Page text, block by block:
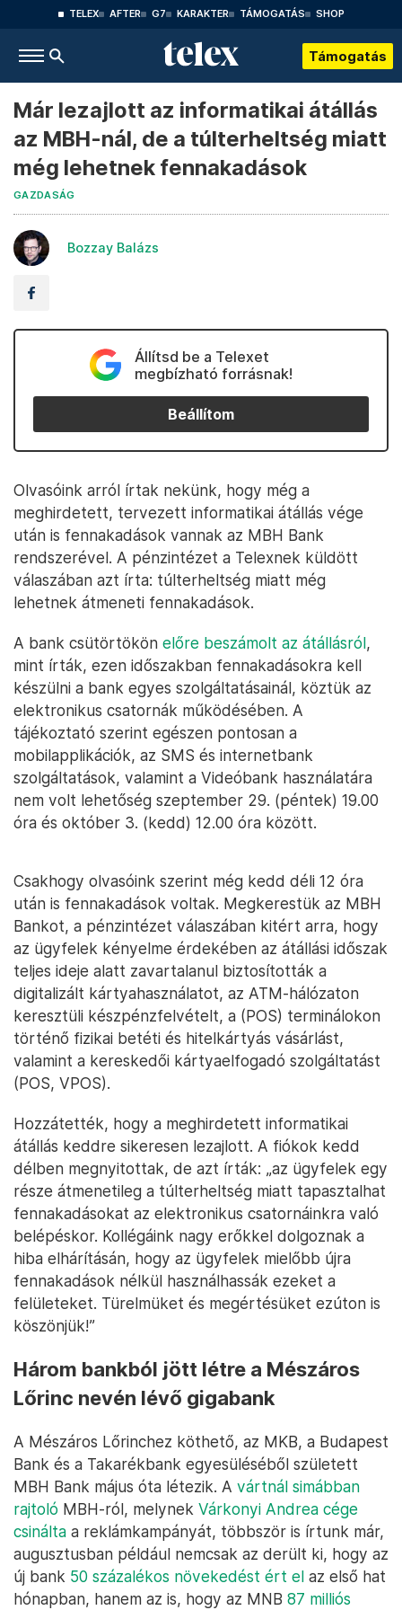
TELEX AFTER G7 KARAKTER TÁMOGATÁS SHOP
Támogatás
Már lezajlott az informatikai átállás
az MBH-nál, de a túlterheltség miatt
még lehetnek fennakadások
GAZDASÁG
Bozzay Balázs
Állítsd be a Telexet
megbízható forrásnak!
Beállítom
Olvasóink arról írtak nekünk, hogy még a
meghirdetett, tervezett informatikai átállás vége
után is fennakadások vannak az MBH Bank
rendszerével. A pénzintézet a Telexnek küldött
válaszában azt írta: túlterheltség miatt még
lehetnek átmeneti fennakadások.
A bank csütörtökön előre beszámolt az átállásról,
mint írták, ezen időszakban fennakadásokra kell
készülni a bank egyes szolgáltatásainál, köztük az
elektronikus csatornák működésében. A
tájékoztató szerint egészen pontosan a
mobilapplikációk, az SMS és internetbank
szolgáltatások, valamint a Videóbank használatára
nem volt lehetőség szeptember 29. (péntek) 19.00
óra és október 3. (kedd) 12.00 óra között.
Csakhogy olvasóink szerint még kedd déli 12 óra
után is fennakadások voltak. Megkerestük az MBH
Bankot, a pénzintézet válaszában kitért arra, hogy
az ügyfelek kényelme érdekében az átállási időszak
teljes ideje alatt zavartalanul biztosították a
digitalizált kártyahasználatot, az ATM-hálózaton
keresztüli készpénzfelvételt, a (POS) terminálokon
történő fizikai betéti és hitelkártyás vásárlást,
valamint a kereskedői kártyaelfogadó szolgáltatást
(POS, VPOS).
Hozzátették, hogy a meghirdetett informatikai
átállás keddre sikeresen lezajlott. A fiókok kedd
délben megnyitottak, de azt írták: „az ügyfelek egy
része átmenetileg a túlterheltség miatt tapasztalhat
fennakadásokat az elektronikus csatornáinkra való
belépéskor. Kollégáink nagy erőkkel dolgoznak a
hiba elhárításán, hogy az ügyfelek mielőbb újra
fennakadások nélkül használhassák ezeket a
felületeket. Türelmüket és megértésüket ezúton is
köszönjük!”
Három bankból jött létre a Mészáros
Lőrinc nevén lévő gigabank
A Mészáros Lőrinchez köthető, az MKB, a Budapest
Bank és a Takarékbank egyesüléséből született
MBH Bank május óta létezik. A vártnál simábban
rajtoló MBH-ról, melynek Várkonyi Andrea cége
csinálta a reklámkampányát, többször is írtunk már,
augusztusban például nemcsak az derült ki, hogy az
új bank 50 százalékos növekedést ért el az első hat
hónapban, hanem az is, hogy az MNB 87 milliós